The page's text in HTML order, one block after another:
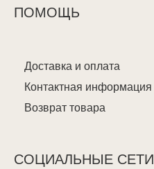
ПОМОЩЬ
Доставка и оплата
Контактная информация
Возврат товара
СОЦИАЛЬНЫЕ СЕТИ